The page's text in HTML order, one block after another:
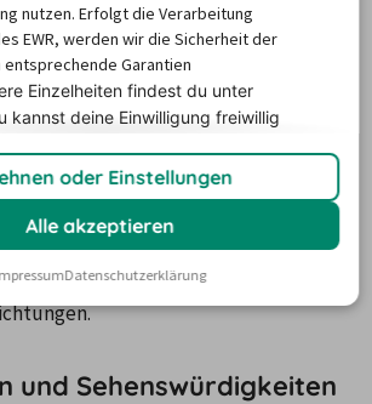
Region im Westen von Frankreich.
Informationen über Frankreich
Sie liegt auf einer Halbinsel und
Die Landschaft ist vor allem durch
und Inseln geprägt. Bei einer Reise
durch Bretagne können Sie die vielen
der Städte kennenlernen. Sie
Stränden einen erholsamen
ist bekannt für ihre zahlreichen
und Sehenswürdigkeiten
nutzen. Erfolgt die Verarbeitung
EWR, werden wir die Sicherheit der
Garantien
Einzelheiten findest du unter
kannst deine Einwilligung freiwillig
oder Einstellungen
Alle akzeptieren
Datenschutzerklärung